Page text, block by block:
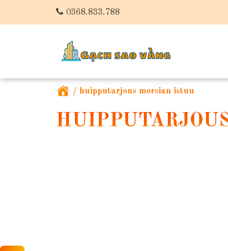
0368.833.788
/ huipputarjous morsian istuu